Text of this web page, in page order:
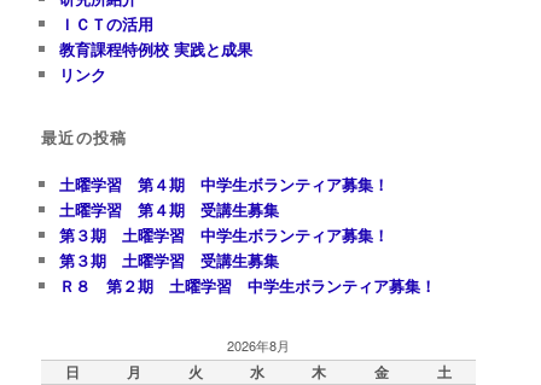
ＩＣＴの活用
教育課程特例校 実践と成果
リンク
最近の投稿
土曜学習 第４期 中学生ボランティア募集！
土曜学習 第４期 受講生募集
第３期 土曜学習 中学生ボランティア募集！
第３期 土曜学習 受講生募集
Ｒ８ 第２期 土曜学習 中学生ボランティア募集！
2026年8月
日 月 火 水 木 金 土